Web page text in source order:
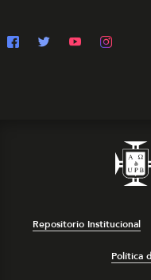
Repositorio Institucional
Política